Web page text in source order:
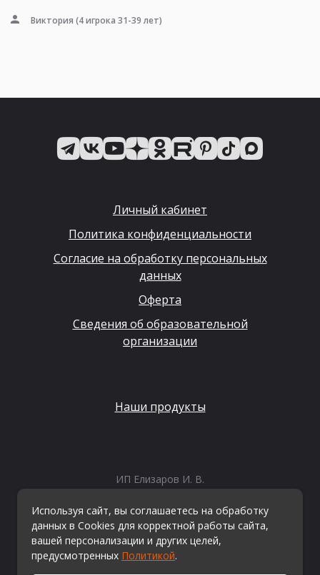
Виктория (4 игрока 31-39 лет)
Личный кабинет
Политика конфиденциальности
Согласие на обработку персональных
данных
Оферта
Сведения об образовательной
организации
Наши продукты
ИП Елизаров И. В.
ОГРНИП: 315665800057162
Эл. почта:info@kvestiks.ru
Используя сайт, вы соглашаетесь на обработку
данных в Cookies для корректной работы сайта,
вашей персонализации и других целей,
предусмотренных Политикой.